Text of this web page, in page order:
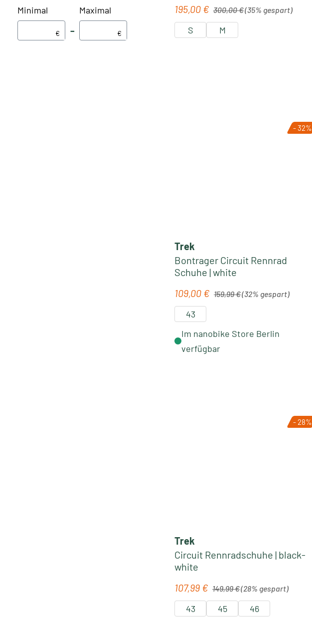
Minimal
€ –
Maximal
€
Verkaufspreis:
195,00 € 300,00 €(35% gespart)
S M
- 32%
Trek
Bontrager Circuit Rennrad
Schuhe | white
Verkaufspreis:
109,00 € 159,99 €(32% gespart)
43
Im nanobike Store Berlin
verfügbar
- 28%
Trek
Circuit Rennradschuhe | black-
white
Verkaufspreis:
107,99 € 149,99 €(28% gespart)
43 45 46